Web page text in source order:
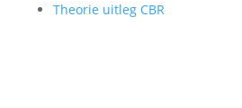
Theorie uitleg CBR